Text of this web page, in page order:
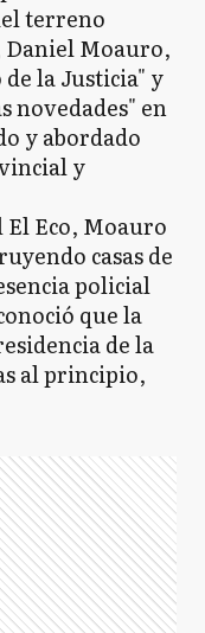
terreno
Daniel Moauro,
la Justicia" y
novedades" en
y abordado
y
Eco, Moauro
casas de
policial
que la
de la
al principio,